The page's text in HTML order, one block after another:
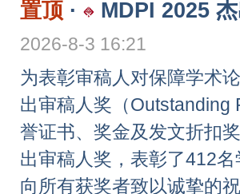
置顶 · MDPI 2025
2026-8-3 16:21
为表彰审稿人对保障学术
出审稿人奖（Outstanding
誉证书、奖金及发文折扣
出审稿人奖，表彰了412
向所有获奖者致以诚挚的